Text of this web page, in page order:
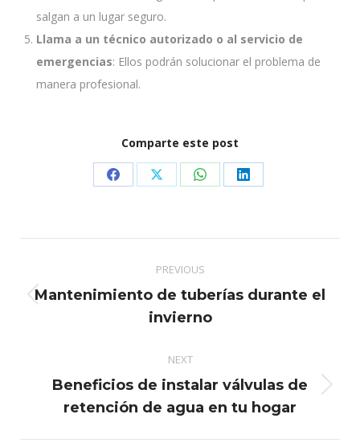
salgan a un lugar seguro.
Llama a un técnico autorizado o al servicio de
emergencias: Ellos podrán solucionar el problema de
manera profesional.
Comparte este post
Share
Facebook
Share
X
Share
WhatsApp
Share
LinkedIn
navigation
PREVIOUS
Previous
post:
Mantenimiento de tuberías durante el
invierno
NEXT
Next
post:
Beneficios de instalar válvulas de
retención de agua en tu hogar